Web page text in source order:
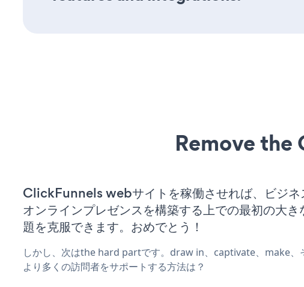
Remove the
ClickFunnels webサイトを稼働させれば、ビジネ
オンラインプレゼンスを構築する上での最初の大き
題を克服できます。おめでとう！
しかし、次はthe hard partです。draw in、captivate、make、
より多くの訪問者をサポートする方法は？